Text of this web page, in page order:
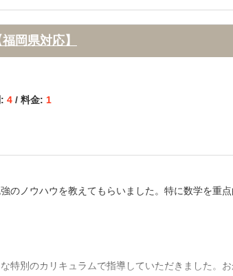
を考えると見合っていたと思うので特に不満とか
かるようになると楽しそうに取り組んでいる姿を見
まではいかなくてもキチンと進んでするようになっ
岡県対応】
4 / 料金: 1
のノウハウを教えてもらいました。特に数学を重点
特別のカリキュラムで指導していただきました。